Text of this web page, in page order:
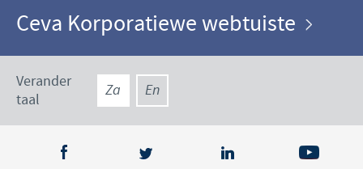
Ceva Korporatiewe webtuiste
Verander
taal
Za En